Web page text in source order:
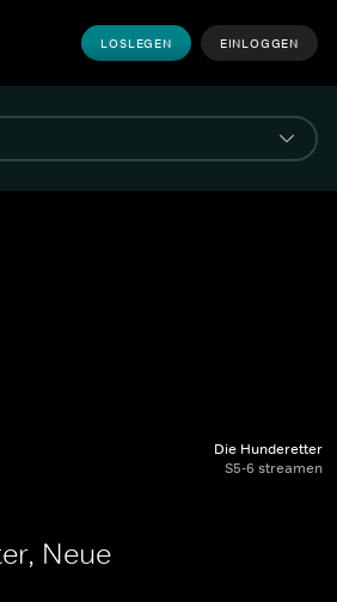
LOSLEGEN EINLOGGEN
Die Hunderetter
S5-6 streamen
Neue